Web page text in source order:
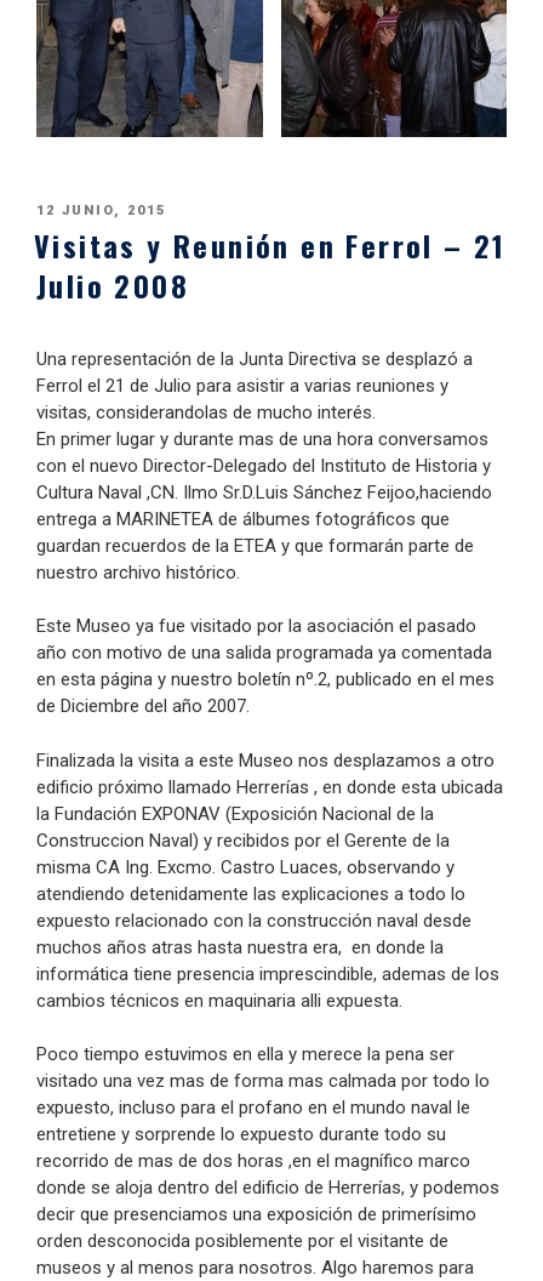
PUBLICADO
12 JUNIO, 2015
Visitas y Reunión en Ferrol – 21
Julio 2008
Una representación de la Junta Directiva se desplazó a
Ferrol el 21 de Julio para asistir a varias reuniones y
visitas, considerandolas de mucho interés.
En primer lugar y durante mas de una hora conversamos
con el nuevo Director-Delegado del Instituto de Historia y
Cultura Naval ,CN. Ilmo Sr.D.Luis Sánchez Feijoo,haciendo
entrega a MARINETEA de álbumes fotográficos que
guardan recuerdos de la ETEA y que formarán parte de
nuestro archivo histórico.
Este Museo ya fue visitado por la asociación el pasado
año con motivo de una salida programada ya comentada
en esta página y nuestro boletín nº.2, publicado en el mes
de Diciembre del año 2007.
Finalizada la visita a este Museo nos desplazamos a otro
edificio próximo llamado Herrerías , en donde esta ubicada
la Fundación EXPONAV (Exposición Nacional de la
Construccion Naval) y recibidos por el Gerente de la
misma CA Ing. Excmo. Castro Luaces, observando y
atendiendo detenidamente las explicaciones a todo lo
expuesto relacionado con la construcción naval desde
muchos años atras hasta nuestra era, en donde la
informática tiene presencia imprescindible, ademas de los
cambios técnicos en maquinaria alli expuesta.
Poco tiempo estuvimos en ella y merece la pena ser
visitado una vez mas de forma mas calmada por todo lo
expuesto, incluso para el profano en el mundo naval le
entretiene y sorprende lo expuesto durante todo su
recorrido de mas de dos horas ,en el magnífico marco
donde se aloja dentro del edificio de Herrerías, y podemos
decir que presenciamos una exposición de primerísimo
orden desconocida posiblemente por el visitante de
museos y al menos para nosotros. Algo haremos para